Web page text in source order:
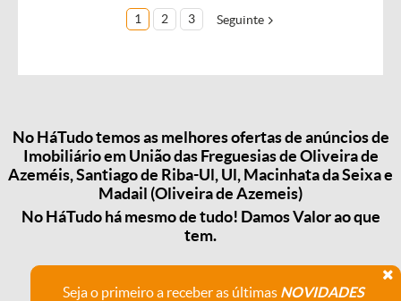
1 2 3 Seguinte
No HáTudo temos as melhores ofertas de anúncios de
Imobiliário em União das Freguesias de Oliveira de
Azeméis, Santiago de Riba-Ul, Ul, Macinhata da Seixa e
Madail (Oliveira de Azemeis)
No HáTudo há mesmo de tudo! Damos Valor ao que
tem.
Seja o primeiro a receber as últimas NOVIDADES